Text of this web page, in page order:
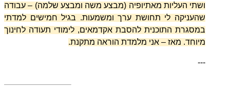
ושתי העליות מאתיופיה (מבצע משה ומבצע שלמה) – עבודה
שהעניקה לי תחושת ערך ומשמעות. בגיל חמישים למדתי
במסגרת התוכנית להסבת אקדמאים, לימודי תעודה לחינוך
מיוחד. מאז – אני מלמדת הוראה מתקנת.
---